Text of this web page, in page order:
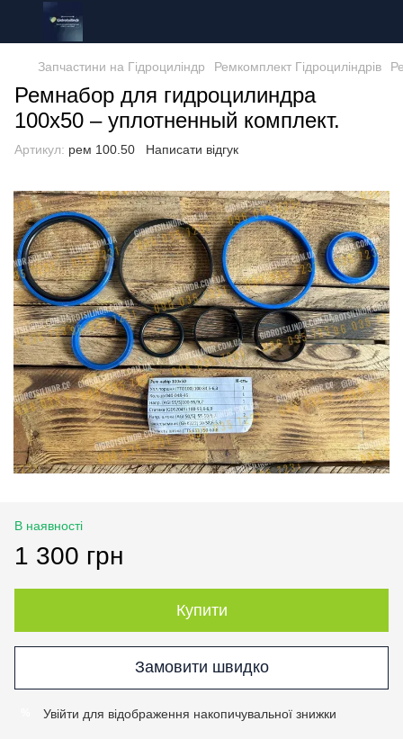
Запчастини на Гідроциліндр Ремкомплект Гідроциліндрів
Ремнабор для гидроцилиндра
100х50 – уплотненный комплект.
Артикул: рем 100.50 Написати відгук
В наявності
1 300 грн
Купити
Замовити швидко
Увійти для відображення накопичувальної знижки